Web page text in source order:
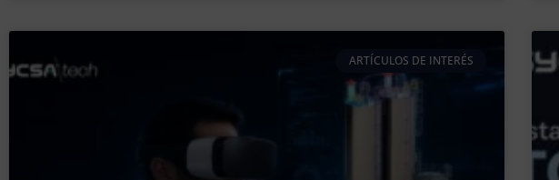
ARTÍCULOS DE INTERÉS